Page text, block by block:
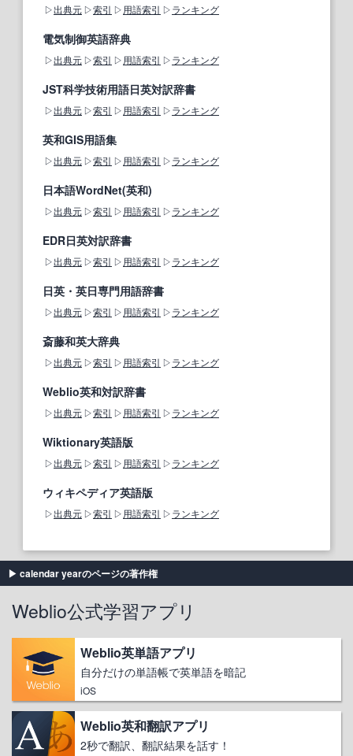
出典元 索引 用語索引 ランキング
電気制御英語辞典
出典元 索引 用語索引 ランキング
JST科学技術用語日英対訳辞書
出典元 索引 用語索引 ランキング
英和GIS用語集
出典元 索引 用語索引 ランキング
日本語WordNet(英和)
出典元 索引 用語索引 ランキング
EDR日英対訳辞書
出典元 索引 用語索引 ランキング
日英・英日専門用語辞書
出典元 索引 用語索引 ランキング
斎藤和英大辞典
出典元 索引 用語索引 ランキング
Weblio英和対訳辞書
出典元 索引 用語索引 ランキング
Wiktionary英語版
出典元 索引 用語索引 ランキング
ウィキペディア英語版
出典元 索引 用語索引 ランキング
calendar yearのページの著作権
Weblio公式学習アプリ
Weblio英単語アプリ
自分だけの単語帳で英単語を暗記
iOS
Weblio英和翻訳アプリ
2秒で翻訳、翻訳結果を話す！